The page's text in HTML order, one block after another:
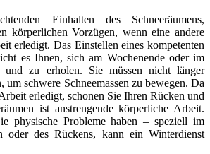
Einhalten des Schneeräumens,
körperlichen Vorzügen, wenn eine andere
erledigt. Das Einstellen eines kompetenten
es Ihnen, sich am Wochenende oder im
und zu erholen. Sie müssen nicht länger
um schwere Schneemassen zu bewegen. Da
erledigt, schonen Sie Ihren Rücken und
ist anstrengende körperliche Arbeit.
physische Probleme haben – speziell im
oder des Rückens, kann ein Winterdienst